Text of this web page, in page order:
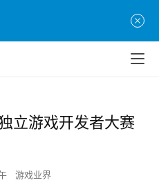
立游戏开发者大赛
游戏业界